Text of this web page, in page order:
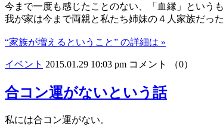
今まで一度も感じたことのない、「血縁」という
我が家は今まで両親と私たち姉妹の４人家族だっ
“家族が増えるということ” の詳細は »
イベント 2015.01.29 10:03 pm コメント （0）
合コン運がないという話
私には合コン運がない。